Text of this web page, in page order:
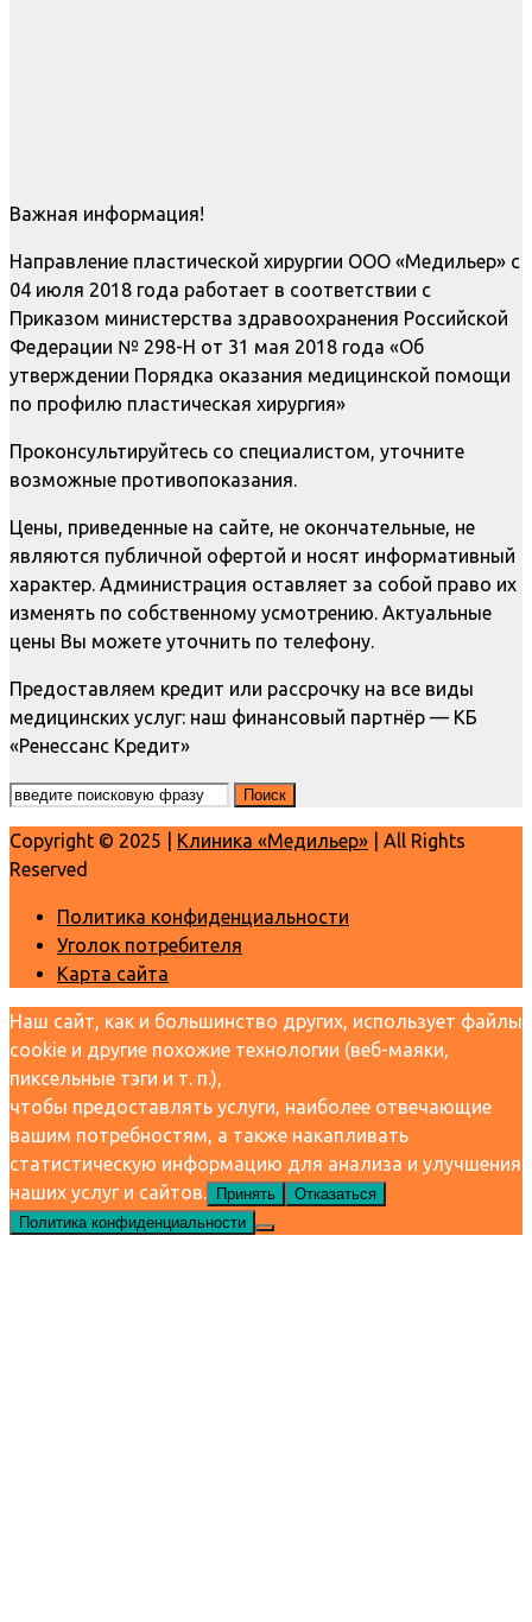
Важная информация!
Направление пластической хирургии ООО «Медильер» с
04 июля 2018 года работает в соответствии с
Приказом министерства здравоохранения Российской
Федерации № 298-Н от 31 мая 2018 года «Об
утверждении Порядка оказания медицинской помощи
по профилю пластическая хирургия»
Проконсультируйтесь со специалистом, уточните
возможные противопоказания.
Цены, приведенные на сайте, не окончательные, не
являются публичной офертой и носят информативный
характер. Администрация оставляет за собой право их
изменять по собственному усмотрению. Актуальные
цены Вы можете уточнить по телефону.
Предоставляем кредит или рассрочку на все виды
медицинских услуг: наш финансовый партнёр — КБ
«Ренессанс Кредит»
Copyright © 2025 | Клиника «Медильер» | All Rights
Reserved
Политика конфиденциальности
Уголок потребителя
Карта сайта
Наш сайт, как и большинство других, использует файлы
cookie и другие похожие технологии (веб-маяки,
пиксельные тэги и т. п.),
чтобы предоставлять услуги, наиболее отвечающие
вашим потребностям, а также накапливать
статистическую информацию для анализа и улучшения
наших услуг и сайтов.
Принять
Отказаться
Политика конфиденциальности